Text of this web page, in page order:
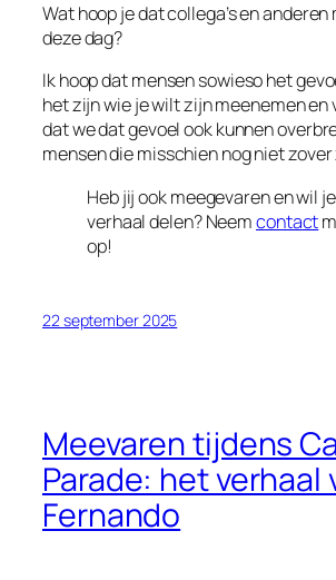
Wat hoop je dat collega’s en
deze dag?
Ik hoop dat mensen sowieso het
het zijn wie je wilt zijn meenemen en
dat we dat gevoel ook kunnen
mensen die misschien nog niet zover
Heb jij ook meegevaren en wil
verhaal delen? Neemcontact
op!
22 september 2025
Meevaren tijdens
Parade: het verhaal
Fernando